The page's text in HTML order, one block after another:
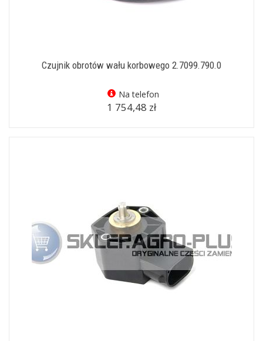
Czujnik obrotów wału korbowego 2.7099.790.0
Na telefon
1 754,48 zł